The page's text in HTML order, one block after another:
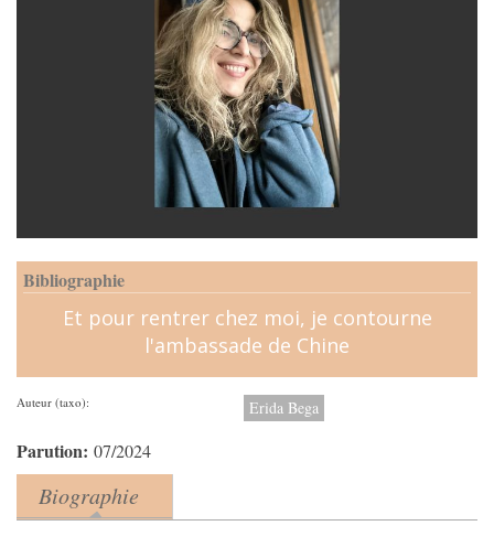
Bibliographie
Et pour rentrer chez moi, je contourne
l'ambassade de Chine
Auteur (taxo): Erida Bega
Parution: 07/2024
Product tabs
Biographie
(onglet actif)